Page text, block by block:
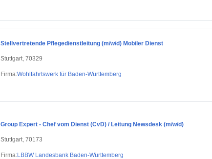
Stellvertretende Pflegedienstleitung (m/w/d) Mobiler Dienst
Stuttgart, 70329
Firma:Wohlfahrtswerk für Baden-Württemberg
Group Expert - Chef vom Dienst (CvD) / Leitung Newsdesk (m/w/d)
Stuttgart, 70173
Firma:LBBW Landesbank Baden-Württemberg